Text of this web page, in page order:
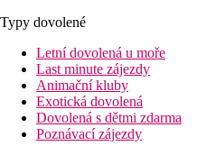
Typy dovolené
Letní dovolená u moře
Last minute zájezdy
Animační kluby
Exotická dovolená
Dovolená s dětmi zdarma
Poznávací zájezdy